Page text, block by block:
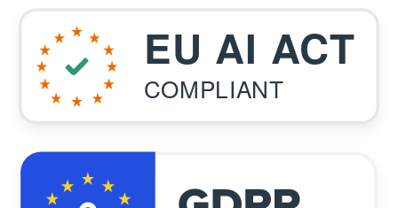
EU AI ACT
COMPLIANT